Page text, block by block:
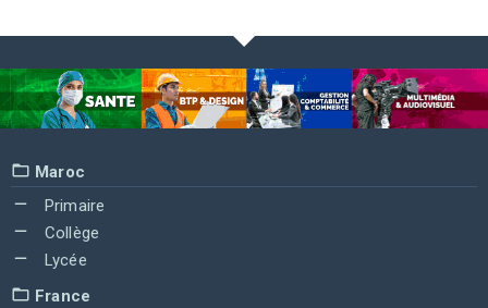
Maroc
Primaire
Collège
Lycée
France